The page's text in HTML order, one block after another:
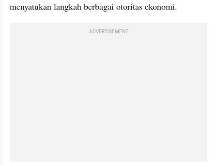
menyatukan langkah berbagai otoritas ekonomi.
ADVERTISEMENT